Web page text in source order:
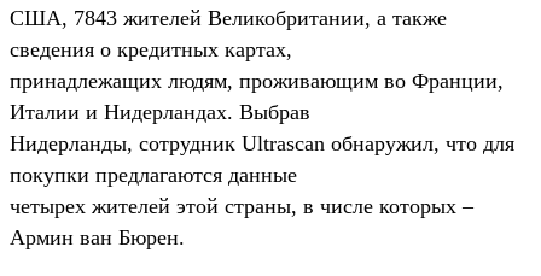
США, 7843 жителей Великобритании, а также
сведения о кредитных картах,
принадлежащих людям, проживающим во Франции,
Италии и Нидерландах. Выбрав
Нидерланды, сотрудник Ultrascan обнаружил, что для
покупки предлагаются данные
четырех жителей этой страны, в числе которых –
Армин ван Бюрен.